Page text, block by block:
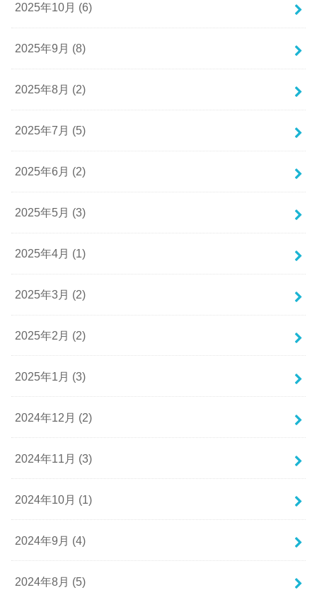
2025年10月 (6)
2025年9月 (8)
2025年8月 (2)
2025年7月 (5)
2025年6月 (2)
2025年5月 (3)
2025年4月 (1)
2025年3月 (2)
2025年2月 (2)
2025年1月 (3)
2024年12月 (2)
2024年11月 (3)
2024年10月 (1)
2024年9月 (4)
2024年8月 (5)